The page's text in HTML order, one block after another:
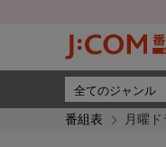
番組表 月曜